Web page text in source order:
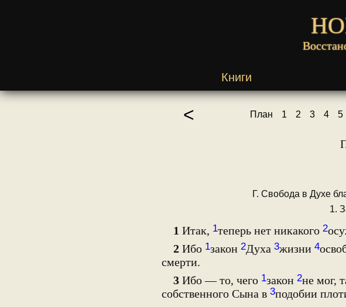
Книги
< План 1 2 3 4 5
Г. Свобода в Духе
1.
1 Итак, 1теперь нет никакого 2
2 Ибо 1закон 2Духа 3жизни 4
смерти.
3 Ибо — то, чего 1закон 2не мог,
собственного Сына в 3подобии